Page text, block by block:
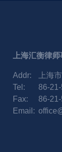
上海汇衡律
Addr:
上海
Tel:
86-
Fax:
86-
Email: